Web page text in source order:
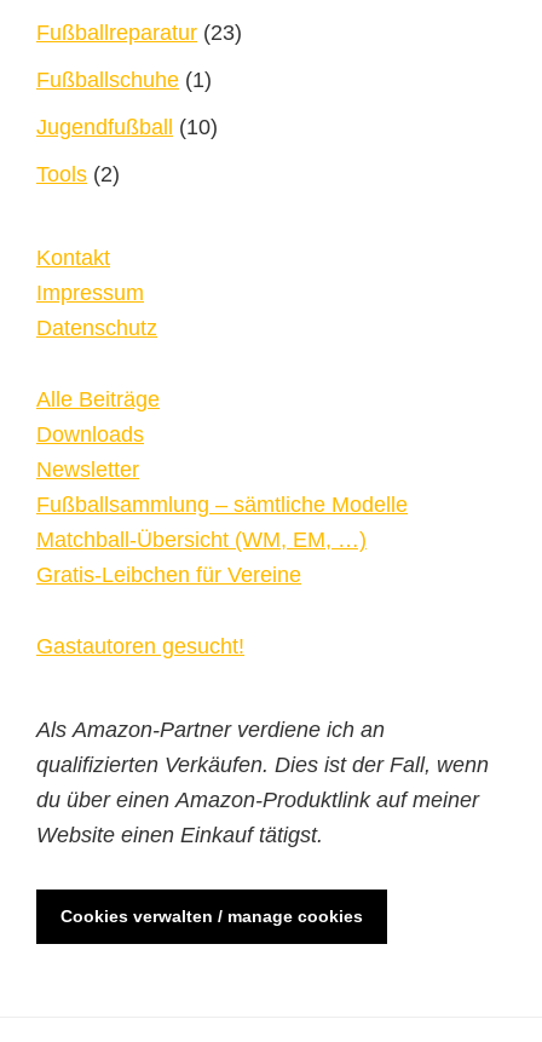
Fußballreparatur (23)
Fußballschuhe (1)
Jugendfußball
(10)
Tools (2)
Kontakt
Impressum
Datenschutz
Alle Beiträge
Downloads
Newsletter
Fußballsammlung – sämtliche Modelle
Matchball-Übersicht (WM, EM, …)
Gratis-Leibchen für Vereine
Gastautoren gesucht!
Als Amazon-Partner verdiene ich an
qualifizierten Verkäufen. Dies ist der Fall, wenn
du über einen Amazon-Produktlink auf meiner
Website einen Einkauf tätigst.
Cookies verwalten / manage cookies